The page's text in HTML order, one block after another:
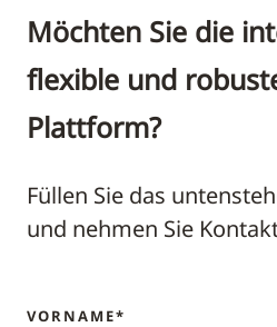
Möchten Sie die
flexible und
Plattform?
Füllen Sie das
und nehmen Sie
VORNAME*